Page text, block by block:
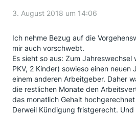
3. August 2018 um 14:06
Ich nehme Bezug auf die
mir auch vorschwebt.
Es sieht so aus: Zum
PKV, 2 Kinder) sowieso einen neuen
einem anderen Arbeitgeber. Daher
die restlichen Monate den
das monatlich Gehalt
Derweil Kündigung fristgerecht.